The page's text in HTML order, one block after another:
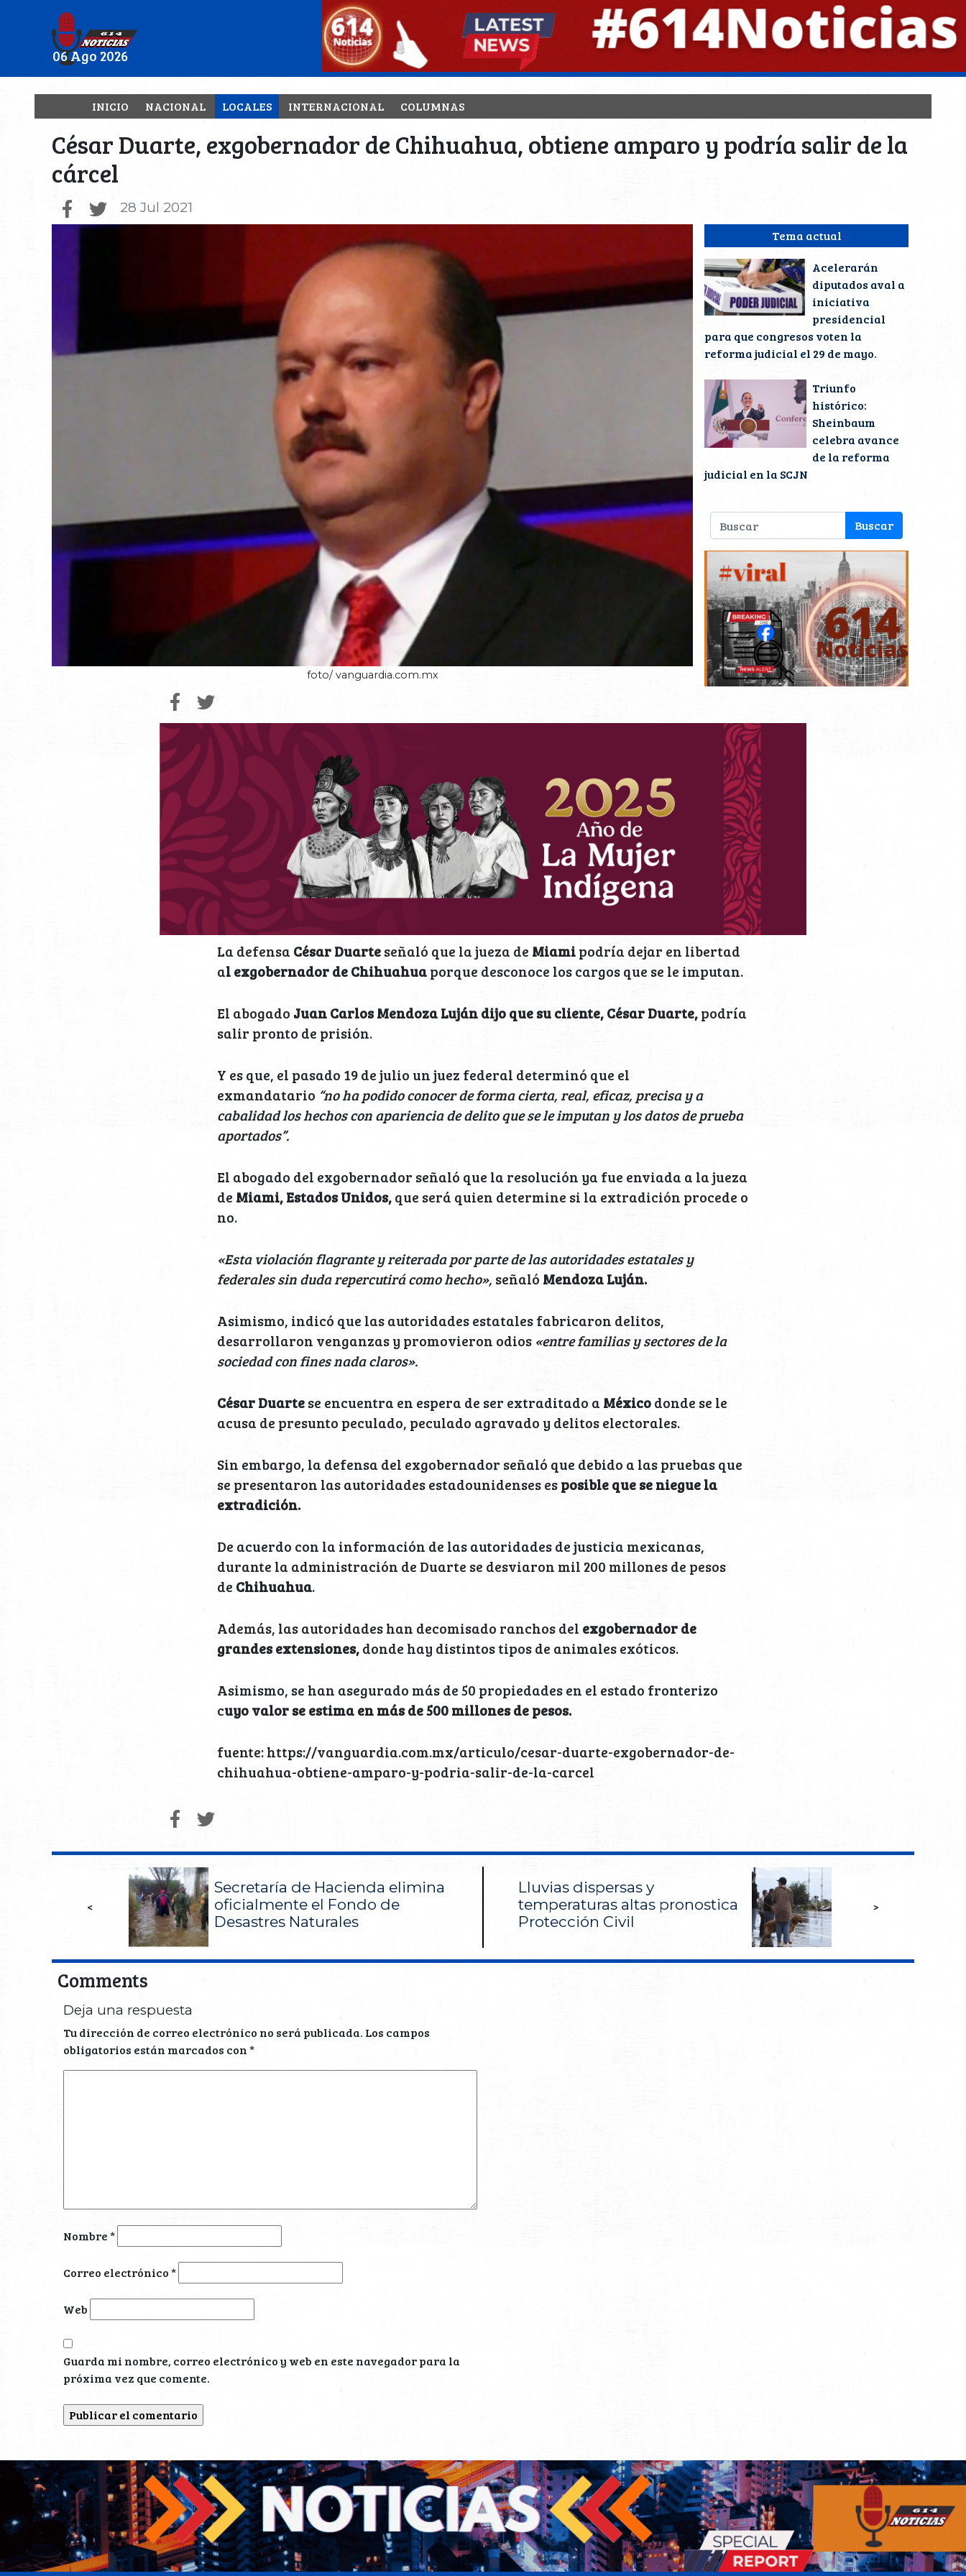
06 Ago 2026
INICIO NACIONAL LOCALES INTERNACIONAL COLUMNAS
César Duarte, exgobernador de Chihuahua, obtiene amparo y podría salir de la
cárcel
28 Jul 2021
foto/ vanguardia.com.mx
Tema actual
Acelerarán
diputados aval a
iniciativa
presidencial
para que congresos voten la
reforma judicial el 29 de mayo.
Triunfo
histórico:
Sheinbaum
celebra avance
de la reforma
judicial en la SCJN
La defensa César Duarteseñaló que la jueza de Miamipodría dejar en libertad
al exgobernador de Chihuahuaporque desconoce los cargos que se le imputan.
El abogado Juan Carlos Mendoza Luján dijo que su cliente, César Duarte,podría
salir pronto de prisión.
Y es que, el pasado 19 de julio un juez federal determinó que el
exmandatario “no ha podido conocer de forma cierta, real, eficaz, precisa y a
cabalidad los hechos con apariencia de delito que se le imputan y los datos de prueba
aportados”.
El abogado del exgobernador señaló que la resolución ya fue enviada a la jueza
de Miami, Estados Unidos,que será quien determine si la extradición procede o
no.
«Esta violación flagrante y reiterada por parte de las autoridades estatales y
federales sin duda repercutirá como hecho», señaló Mendoza Luján.
Asimismo, indicó que las autoridades estatales fabricaron delitos,
desarrollaron venganzas y promovieron odios «entre familias y sectores de la
sociedad con fines nada claros».
César Duartese encuentra en espera de ser extraditado a Méxicodonde se le
acusa de presunto peculado, peculado agravado y delitos electorales.
Sin embargo, la defensa del exgobernador señaló que debido a las pruebas que
se presentaron las autoridades estadounidenses esposible que se niegue la
extradición.
De acuerdo con la información de las autoridades de justicia mexicanas,
durante la administración de Duarte se desviaron mil 200 millones de pesos
de Chihuahua.
Además, las autoridades han decomisado ranchos del exgobernador de
grandes extensiones,donde hay distintos tipos de animales exóticos.
Asimismo, se han asegurado más de 50 propiedades en el estado fronterizo
cuyo valor se estima en más de 500 millones de pesos.
fuente: https://vanguardia.com.mx/articulo/cesar-duarte-exgobernador-de-
chihuahua-obtiene-amparo-y-podria-salir-de-la-carcel
<
Secretaría de Hacienda elimina
oficialmente el Fondo de
Desastres Naturales
Lluvias dispersas y
temperaturas altas pronostica
Protección Civil
>
Comments
Deja una respuesta
Tu dirección de correo electrónico no será publicada. Los campos
obligatorios están marcados con*
Nombre*
Correo electrónico*
Web
Guarda mi nombre, correo electrónico y web en este navegador para la
próxima vez que comente.